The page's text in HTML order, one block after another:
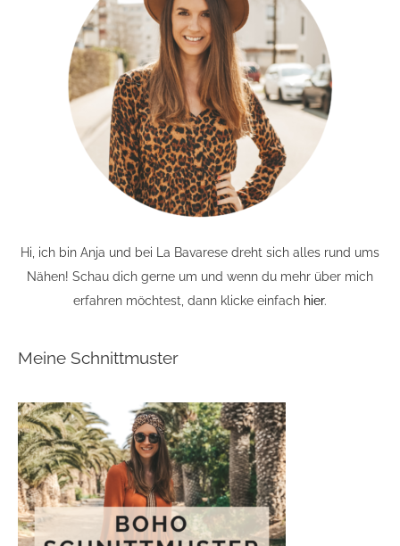
Hi, ich bin Anja und bei La Bavarese dreht sich alles rund ums
Nähen! Schau dich gerne um und wenn du mehr über mich
erfahren möchtest, dann klicke einfach hier.
Meine Schnittmuster